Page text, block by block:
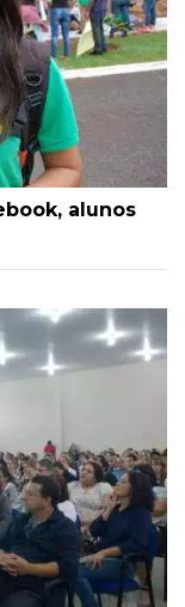
alunos